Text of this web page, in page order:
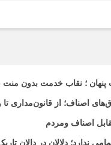
پنهان ؛ نقاب خدمت بدون منت
اصناف؛ از قانون‌مداری
اصناف ومردم
ندارد؛ دلالان در دالان